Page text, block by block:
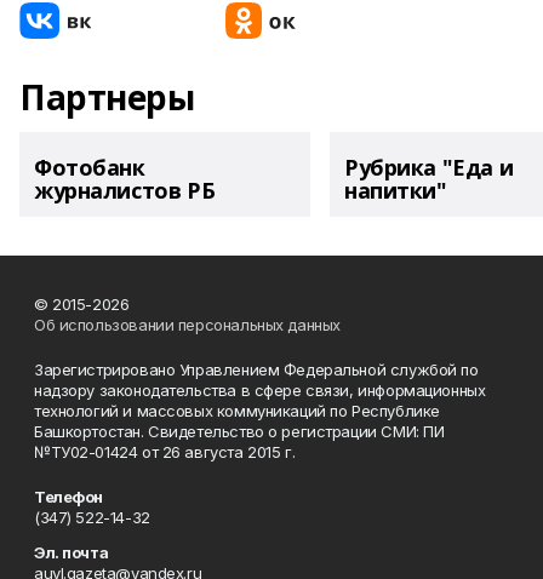
Партнеры
Фотобанк
журналистов РБ
Рубрика "Еда и
напитки"
© 2015-2026
Об использовании персональных данных
Зарегистрировано Управлением Федеральной службой по
надзору законодательства в сфере связи, информационных
технологий и массовых коммуникаций по Республике
Башкортостан. Свидетельство о регистрации СМИ: ПИ
№ТУ02-01424 от 26 августа 2015 г.
Телефон
(347) 522-14-32
Эл. почта
auyl.gazeta@yandex.ru